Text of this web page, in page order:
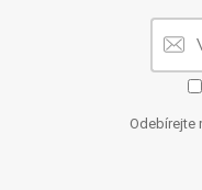
Odebírejte